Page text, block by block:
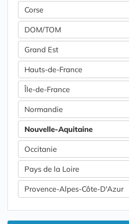
Corse
DOM/TOM
Grand Est
Hauts-de-France
Île-de-France
Normandie
Nouvelle-Aquitaine
Occitanie
Pays de la Loire
Provence-Alpes-Côte-D'Azur